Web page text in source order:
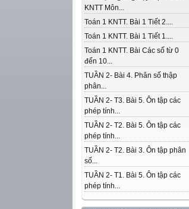
KNTT Môn...
Toán 1 KNTT. Bài 1 Tiết 2....
Toán 1 KNTT. Bài 1 Tiết 1....
Toán 1 KNTT. Bài Các số từ 0
đến 10...
TUẦN 2- Bài 4. Phân số thập
phân...
TUẦN 2- T3. Bài 5. Ôn tập các
phép tính...
TUẦN 2- T2. Bài 5. Ôn tập các
phép tính...
TUẦN 2- T2. Bài 3. Ôn tập phân
số...
TUẦN 2- T1. Bài 5. Ôn tập các
phép tính...